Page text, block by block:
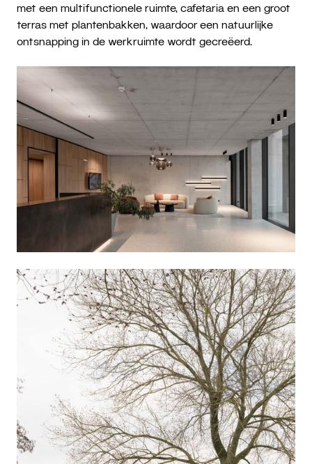
met een multifunctionele ruimte, cafetaria en een groot
terras met plantenbakken, waardoor een natuurlijke
ontsnapping in de werkruimte wordt gecreëerd.